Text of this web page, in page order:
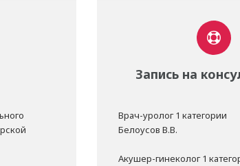
Запись на
Врач-уролог 1 категории
Белоусов В.В.
Акушер-гинеколог 1